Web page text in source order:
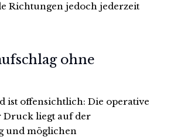
Richtungen jedoch jederzeit
ohne
ist offensichtlich: Die operative
Druck liegt auf der
und möglichen